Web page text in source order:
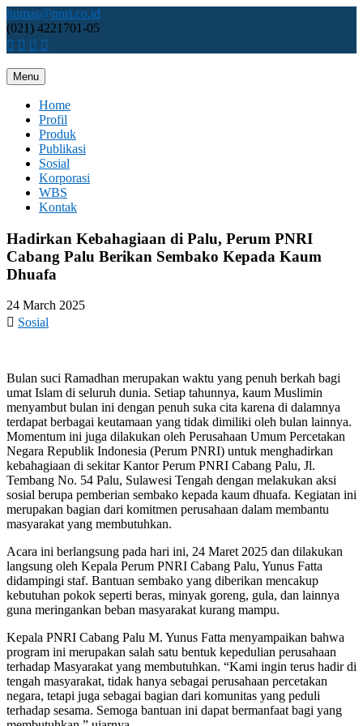
Skip
to
content
humas@pnri.co.id
(021) 4221701-05
Perum PNRI
Menu
Home
Profil
Produk
Publikasi
Sosial
Korporasi
WBS
Kontak
Hadirkan Kebahagiaan di Palu, Perum PNRI
Cabang Palu Berikan Sembako Kepada Kaum
Dhuafa
24 March 2025
Sosial
Bulan suci Ramadhan merupakan waktu yang penuh berkah bagi
umat Islam di seluruh dunia. Setiap tahunnya, kaum Muslimin
menyambut bulan ini dengan penuh suka cita karena di dalamnya
terdapat berbagai keutamaan yang tidak dimiliki oleh bulan lainnya.
Momentum ini juga dilakukan oleh Perusahaan Umum Percetakan
Negara Republik Indonesia (Perum PNRI) untuk menghadirkan
kebahagiaan di sekitar Kantor Perum PNRI Cabang Palu, Jl.
Tembang No. 54 Palu, Sulawesi Tengah dengan melakukan aksi
sosial berupa pemberian sembako kepada kaum dhuafa. Kegiatan ini
merupakan bagian dari komitmen perusahaan dalam membantu
masyarakat yang membutuhkan.
Acara ini berlangsung pada hari ini, 24 Maret 2025 dan dilakukan
langsung oleh Kepala Perum PNRI Cabang Palu, Yunus Fatta
didampingi staf. Bantuan sembako yang diberikan mencakup
kebutuhan pokok seperti beras, minyak goreng, gula, dan lainnya
guna meringankan beban masyarakat kurang mampu.
Kepala PNRI Cabang Palu M. Yunus Fatta menyampaikan bahwa
program ini merupakan salah satu bentuk kepedulian perusahaan
terhadap Masyarakat yang membutuhkan. “Kami ingin terus hadir di
tengah masyarakat, tidak hanya sebagai perusahaan percetakan
negara, tetapi juga sebagai bagian dari komunitas yang peduli
terhadap sesama. Semoga bantuan ini dapat bermanfaat bagi yang